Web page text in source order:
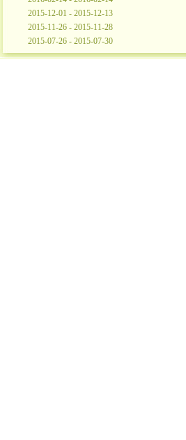
2015-12-01 - 2015-12-13
2015-11-26 - 2015-11-28
2015-07-26 - 2015-07-30